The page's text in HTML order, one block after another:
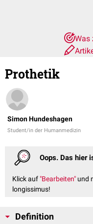
Was
Prothetik
Simon Hundeshagen
Student/in der Humanmedizin
Oops. Das hier
Klick auf "Bearbeiten" und
longissimus!
Definition